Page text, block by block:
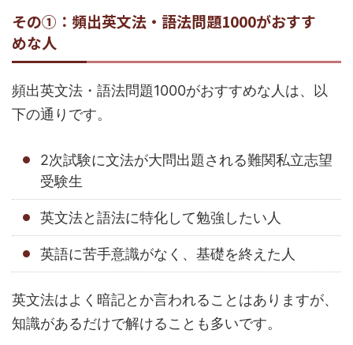
その①：頻出英文法・語法問題1000がおすす
めな人
頻出英文法・語法問題1000がおすすめな人は、以
下の通りです。
2次試験に文法が大問出題される難関私立志望
受験生
英文法と語法に特化して勉強したい人
英語に苦手意識がなく、基礎を終えた人
英文法はよく暗記とか言われることはありますが、
知識があるだけで解けることも多いです。